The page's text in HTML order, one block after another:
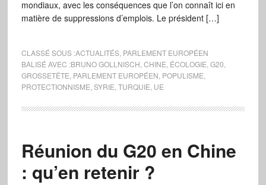
mondiaux, avec les conséquences que l’on connaît ici en
matière de suppressions d’emplois. Le président […]
CLASSÉ SOUS :ACTUALITÉS, PARLEMENT EUROPÉEN
BALISÉ AVEC :BRUNO GOLLNISCH CHINE ÉCOLOGIE G20
GROSSETÊTE PARLEMENT EUROPÉEN POPULISME
PROTECTIONNISME SYRIE TURQUIE UE
Réunion du G20 en Chine
: qu’en retenir ?